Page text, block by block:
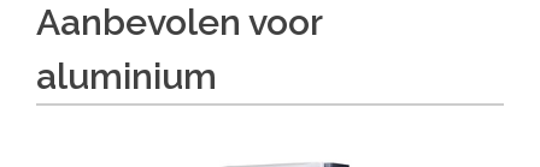
Aanbevolen voor
aluminium